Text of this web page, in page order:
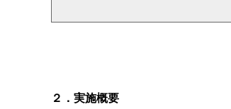
２．実施概要